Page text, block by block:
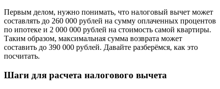
Первым делом, нужно понимать, что налоговый вычет может
составлять до 260 000 рублей на сумму оплаченных процентов
по ипотеке и 2 000 000 рублей на стоимость самой квартиры.
Таким образом, максимальная сумма возврата может
составить до 390 000 рублей. Давайте разберёмся, как это
посчитать.
Шаги для расчета налогового вычета